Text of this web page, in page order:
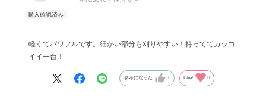
軽くてパワフルです。細かい部分も刈りやすい！持っててカッコ
イイ一台！
参考になった 0 Like! 0